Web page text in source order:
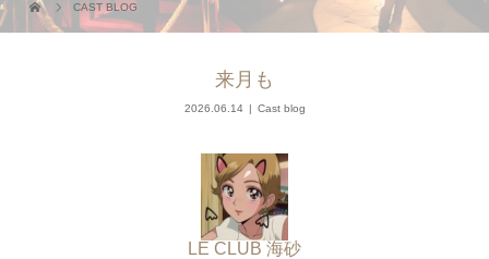
CAST BLOG
来月も
2026.06.14 Cast blog
LE CLUB 海砂